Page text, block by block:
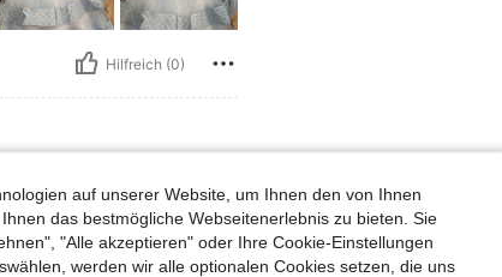
Hilfreich (0)
cm / 20 in, Hüften: 45 cm / 18 in, Farbe: Pink, Größe: 8Y
/ 16 inauf unserer Website, um Ihnen den von Ihnen
das bestmögliche Webseitenerlebnis zu bieten. Sie
"Alle akzeptieren" oder Ihre Cookie-Einstellungen
werden wir alle optionalen Cookies setzen, die uns